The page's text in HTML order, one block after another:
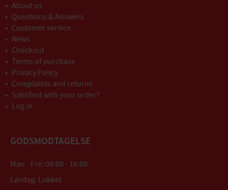
About us
Questions & Answers
Customer service
News
Checkout
Terms of purchase
Privacy Policy
Complaints and returns
Satisfied with your order?
Log in
GODSMODTAGELSE
Man - Fre: 08:00 - 16:00
Lørdag: Lukket